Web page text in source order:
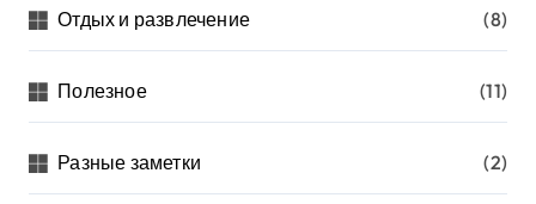
Отдых и развлечение (8)
Полезное (11)
Разные заметки (2)